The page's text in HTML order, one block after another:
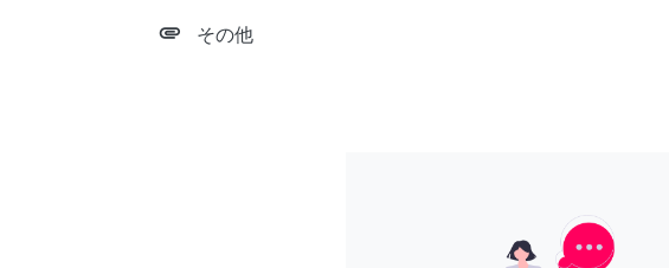
attachment その他